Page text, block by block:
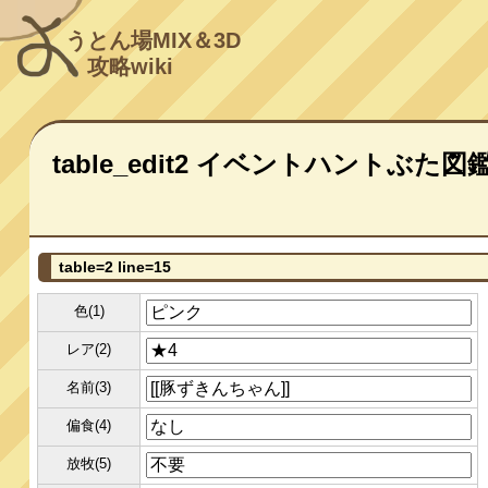
うとん場MIX＆3D
攻略wiki
table_edit2 イベントハントぶた図
table=2 line=15
色(1)
レア(2)
名前(3)
偏食(4)
放牧(5)